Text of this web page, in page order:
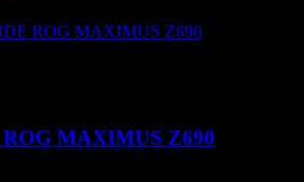
MAXIMUS Z690